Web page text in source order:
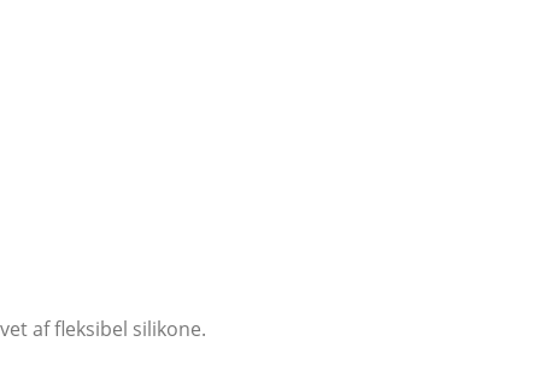
af fleksibel silikone.